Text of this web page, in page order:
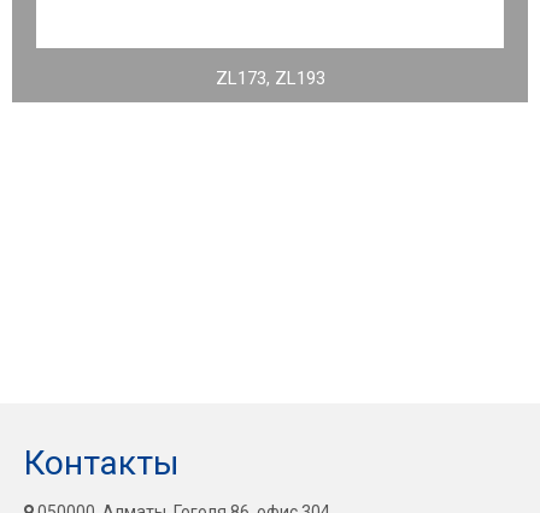
ZL173, ZL193
Контакты